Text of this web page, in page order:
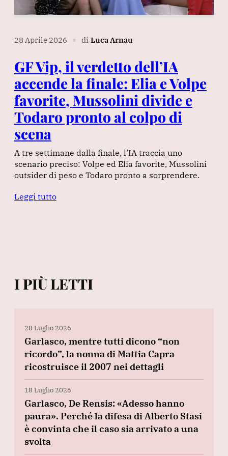
28 Aprile 2026 ∎ di Luca Arnau
GF Vip, il verdetto dell’IA
accende la finale: Elia e Volpe
favorite, Mussolini divide e
Todaro pronto al colpo di
scena
A tre settimane dalla finale, l’IA traccia uno
scenario preciso: Volpe ed Elia favorite, Mussolini
outsider di peso e Todaro pronto a sorprendere.
Leggi tutto
I PIÙ LETTI
28 Luglio 2026
Garlasco, mentre tutti dicono “non
ricordo”, la nonna di Mattia Capra
ricostruisce il 2007 nei dettagli
18 Luglio 2026
Garlasco, De Rensis: «Adesso hanno
paura». Perché la difesa di Alberto Stasi
è convinta che il caso sia arrivato a una
svolta